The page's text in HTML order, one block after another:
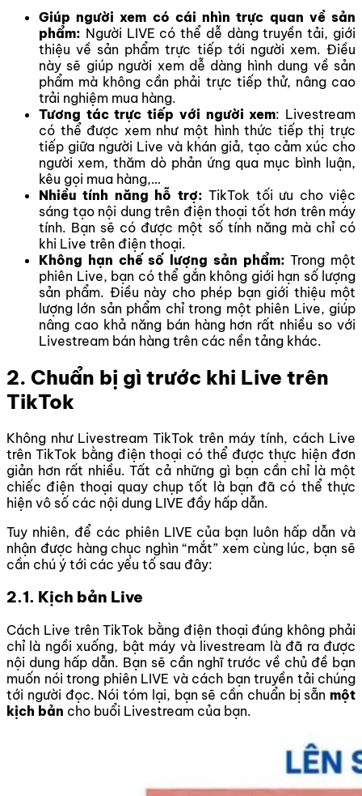
Giúp người xem có cái nhìn trực quan về sản
phẩm: Người LIVE có thể dễ dàng truyền tải, giới
thiệu về sản phẩm trực tiếp tới người xem. Điều
này sẽ giúp người xem dễ dàng hình dung về sản
phẩm mà không cần phải trực tiếp thử, nâng cao
trải nghiệm mua hàng.
Tương tác trực tiếp với người xem: Livestream
có thể được xem như một hình thức tiếp thị trực
tiếp giữa người Live và khán giả, tạo cảm xúc cho
người xem, thăm dò phản ứng qua mục bình luận,
kêu gọi mua hàng,…
Nhiều tính năng hỗ trợ: TikTok tối ưu cho việc
sáng tạo nội dung trên điện thoại tốt hơn trên máy
tính. Bạn sẽ có được một số tính năng mà chỉ có
khi Live trên điện thoại.
Không hạn chế số lượng sản phẩm: Trong một
phiên Live, bạn có thể gắn không giới hạn số lượng
sản phẩm. Điều này cho phép bạn giới thiệu một
lượng lớn sản phẩm chỉ trong một phiên Live, giúp
nâng cao khả năng bán hàng hơn rất nhiều so với
Livestream bán hàng trên các nền tảng khác.
2. Chuẩn bị gì trước khi Live trên
TikTok
Không như Livestream TikTok trên máy tính, cách Live
trên TikTok bằng điện thoại có thể được thực hiện đơn
giản hơn rất nhiều. Tất cả những gì bạn cần chỉ là một
chiếc điện thoại quay chụp tốt là bạn đã có thể thực
hiện vô số các nội dung LIVE đầy hấp dẫn.
Tuy nhiên, để các phiên LIVE của bạn luôn hấp dẫn và
nhận được hàng chục nghìn “mắt” xem cùng lúc, bạn sẽ
cần chú ý tới các yếu tố sau đây:
2.1. Kịch bản Live
Cách Live trên TikTok bằng điện thoại đúng không phải
chỉ là ngồi xuống, bật máy và livestream là đã ra được
nội dung hấp dẫn. Bạn sẽ cần nghĩ trước về chủ đề bạn
muốn nói trong phiên LIVE và cách bạn truyền tải chúng
tới người đọc. Nói tóm lại, bạn sẽ cần chuẩn bị sẵn một
kịch bản cho buổi Livestream của bạn.